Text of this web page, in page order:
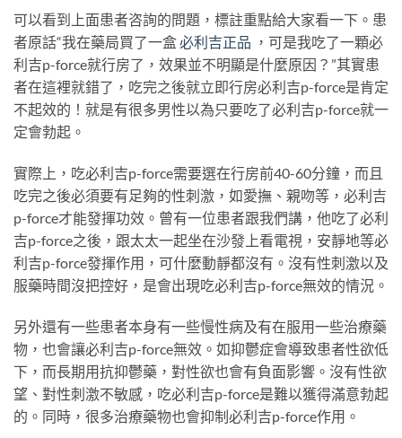
可以看到上面患者咨詢的問題，標註重點給大家看一下。患
者原話“我在藥局買了一盒必利吉正品 ，可是我吃了一顆必
利吉p-force就行房了，效果並不明顯是什麼原因？”其實患
者在這裡就錯了，吃完之後就立即行房必利吉p-force是肯定
不起效的！就是有很多男性以為只要吃了必利吉p-force就一
定會勃起。
實際上，吃必利吉p-force需要選在行房前40-60分鐘，而且
吃完之後必須要有足夠的性刺激，如愛撫、親吻等，必利吉
p-force才能發揮功效。曾有一位患者跟我們講，他吃了必利
吉p-force之後，跟太太一起坐在沙發上看電視，安靜地等必
利吉p-force發揮作用，可什麼動靜都沒有。沒有性刺激以及
服藥時間沒把控好，是會出現吃必利吉p-force無效的情況。
另外還有一些患者本身有一些慢性病及有在服用一些治療藥
物，也會讓必利吉p-force無效。如抑鬱症會導致患者性欲低
下，而長期用抗抑鬱藥，對性欲也會有負面影響。沒有性欲
望、對性刺激不敏感，吃必利吉p-force是難以獲得滿意勃起
的。同時，很多治療藥物也會抑制必利吉p-force作用。